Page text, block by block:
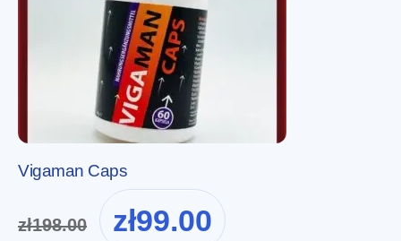
Vigaman Caps
zł198.00
Pierwotna
cena
zł99.00
cena